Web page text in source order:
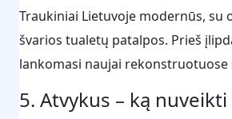
Traukiniai Lietuvoje modernūs, su
švarios tualetų patalpos. Prieš
lankomasi naujai
5. Atvykus – ką